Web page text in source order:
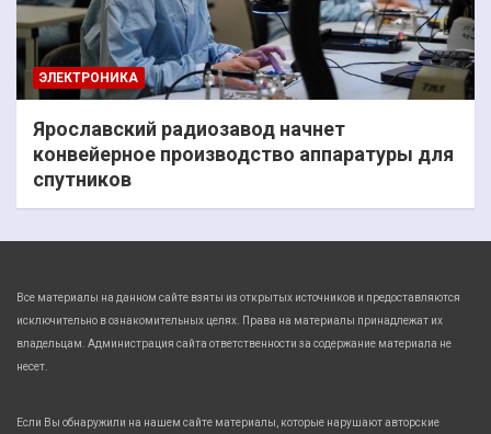
ЭЛЕКТРОНИКА
Ярославский радиозавод начнет
конвейерное производство аппаратуры для
спутников
Все материалы на данном сайте взяты из открытых источников и предоставляются
исключительно в ознакомительных целях. Права на материалы принадлежат их
владельцам. Администрация сайта ответственности за содержание материала не
несет.
Если Вы обнаружили на нашем сайте материалы, которые нарушают авторские